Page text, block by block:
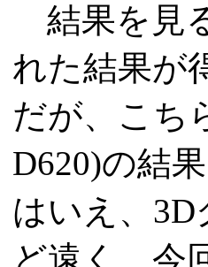
結果を見
れた結果が
だが、こち
D620)の結
はいえ、
ど遠く、今